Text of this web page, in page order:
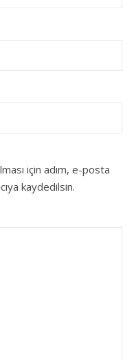
için adım, e-posta
kaydedilsin.